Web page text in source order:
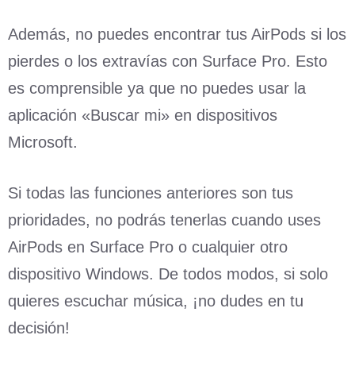
Además, no puedes encontrar tus AirPods si los
pierdes o los extravías con Surface Pro. Esto
es comprensible ya que no puedes usar la
aplicación «Buscar mi» en dispositivos
Microsoft.
Si todas las funciones anteriores son tus
prioridades, no podrás tenerlas cuando uses
AirPods en Surface Pro o cualquier otro
dispositivo Windows. De todos modos, si solo
quieres escuchar música, ¡no dudes en tu
decisión!